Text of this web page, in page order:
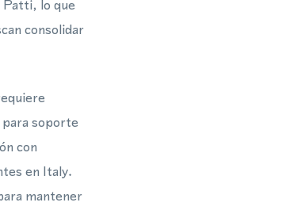
Patti, lo que
consolidar
soporte
con
en Italy.
mantener